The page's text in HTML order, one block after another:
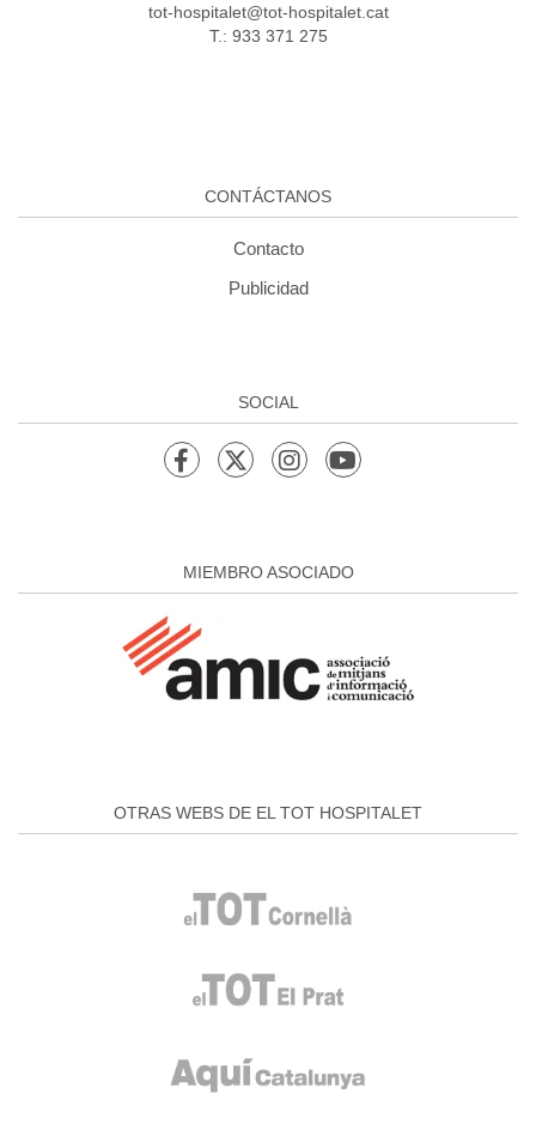
tot-hospitalet@tot-hospitalet.cat
T.: 933 371 275
CONTÁCTANOS
Contacto
Publicidad
SOCIAL
MIEMBRO ASOCIADO
OTRAS WEBS DE EL TOT HOSPITALET